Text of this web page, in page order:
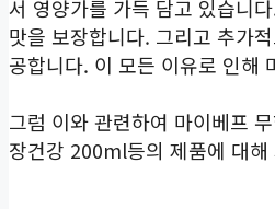
서 영양가를 가득 담고 있습니
맛을 보장합니다. 그리고 추가
공합니다. 이 모든 이유로 인해
그럼 이와 관련하여 마이베프
장건강 200ml등의 제품에 대